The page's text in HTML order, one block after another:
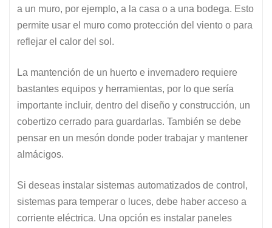
a un muro, por ejemplo, a la casa o a una bodega. Esto
permite usar el muro como protección del viento o para
reflejar el calor del sol.
La mantención de un huerto e invernadero requiere
bastantes equipos y herramientas, por lo que sería
importante incluir, dentro del diseño y construcción, un
cobertizo cerrado para guardarlas. También se debe
pensar en un mesón donde poder trabajar y mantener
almácigos.
Si deseas instalar sistemas automatizados de control,
sistemas para temperar o luces, debe haber acceso a
corriente eléctrica. Una opción es instalar paneles